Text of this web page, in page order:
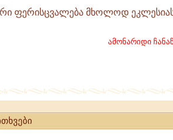
ფერისცვალება მხოლოდ
ამონარიდი